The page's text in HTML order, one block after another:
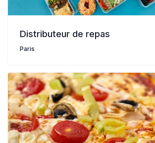
Distributeur de repas
Paris